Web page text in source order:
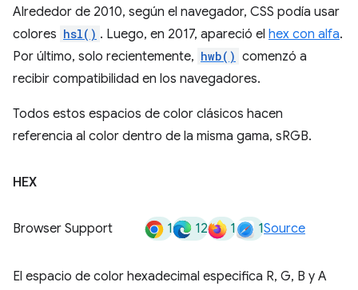
Alrededor de 2010, según el navegador, CSS podía usar
colores hsl() . Luego, en 2017, apareció el hex con alfa.
Por último, solo recientemente, hwb() comenzó a
recibir compatibilidad en los navegadores.
Todos estos espacios de color clásicos hacen
referencia al color dentro de la misma gama, sRGB.
HEX
Browser Support 1 12 1 1Source
El espacio de color hexadecimal especifica R, G, B y A